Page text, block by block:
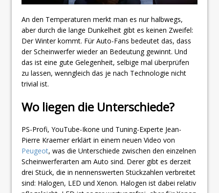
An den Temperaturen merkt man es nur halbwegs,
aber durch die lange Dunkelheit gibt es keinen Zweifel:
Der Winter kommt. Für Auto-Fans bedeutet das, dass
der Scheinwerfer wieder an Bedeutung gewinnt. Und
das ist eine gute Gelegenheit, selbige mal überprüfen
zu lassen, wenngleich das je nach Technologie nicht
trivial ist.
Wo liegen die Unterschiede?
PS-Profi, YouTube-Ikone und Tuning-Experte Jean-
Pierre Kraemer erklärt in einem neuen Video von
Peugeot, was die Unterschiede zwischen den einzelnen
Scheinwerferarten am Auto sind. Derer gibt es derzeit
drei Stück, die in nennenswerten Stückzahlen verbreitet
sind: Halogen, LED und Xenon. Halogen ist dabei relativ